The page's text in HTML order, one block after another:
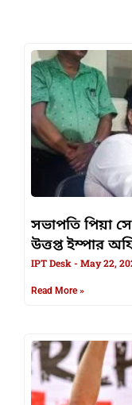
সভাপতি পিয়া
উত্তপ্ত ইম্পার
IPT Desk May 22,
Read More »